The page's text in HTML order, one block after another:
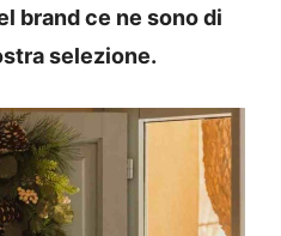
brand ce ne sono di
selezione.